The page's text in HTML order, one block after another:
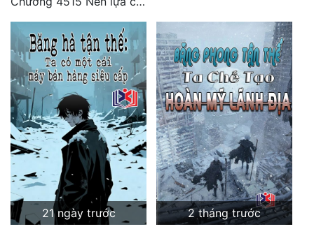
21 ngày trước
2 tháng trước